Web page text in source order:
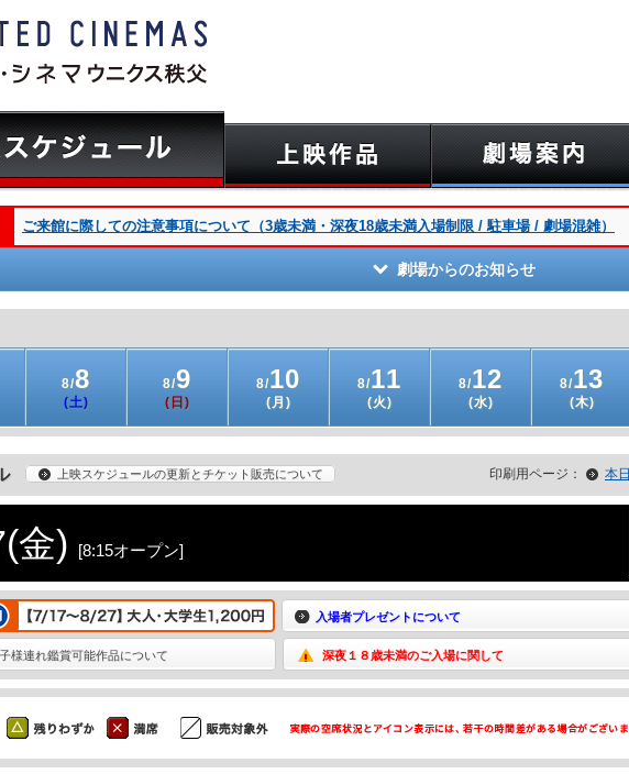
ご来館に際しての注意事項について（3歳未満・深夜18歳未満入場制限 / 駐車場 / 劇場混雑）
劇場からのお知らせ
8/8
(土)
8/9
(日)
8/10
(月)
8/11
(火)
8/12
(水)
8/13
(木)
上映スケジュールの更新とチケット販売について 印刷用ページ： 本日
金) [8:15オープン]
入場者プレゼントについて
様連れ鑑賞可能作品について 深夜１８歳未満のご入場に関して